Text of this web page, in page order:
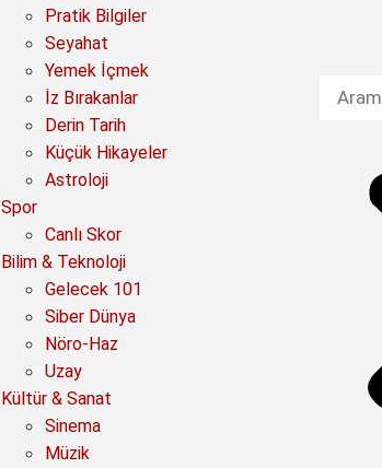
Pratik Bilgiler
Seyahat
Yemek İçmek
İz Bırakanlar
Derin Tarih
Küçük Hikayeler
Astroloji
Spor
Canlı Skor
Bilim & Teknoloji
Gelecek 101
Siber Dünya
Nöro-Haz
Uzay
Kültür & Sanat
Sinema
Müzik